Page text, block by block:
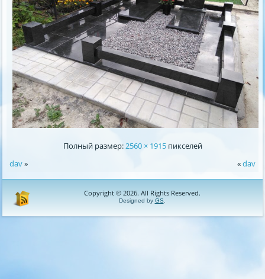
Полный размер:2560 × 1915пикселей
dav» «dav
Copyright © 2026. All Rights Reserved.
Designed by GS